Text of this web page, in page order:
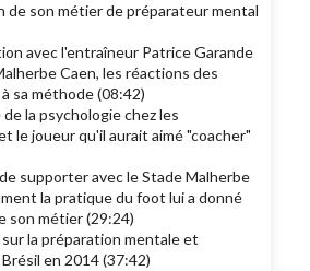
de son métier de préparateur mental
avec l'entraîneur Patrice Garande
Caen, les réactions des
sa méthode (08:42)
la psychologie chez les
le joueur qu'il aurait aimé "coacher"
supporter avec le Stade Malherbe
la pratique du foot lui a donné
son métier (29:24)
la préparation mentale et
en 2014 (37:42)